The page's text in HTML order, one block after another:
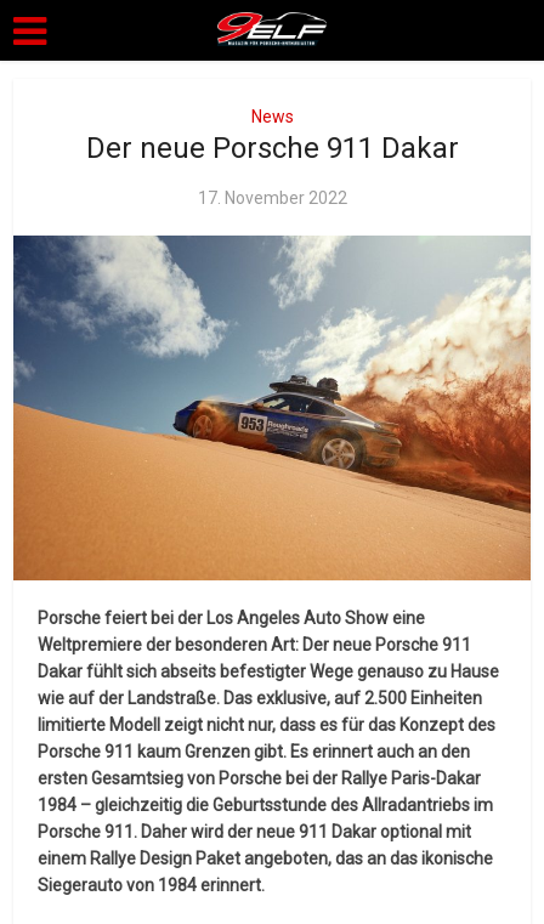
News
Der neue Porsche 911 Dakar
17. November 2022
Porsche feiert bei der Los Angeles Auto Show eine
Weltpremiere der besonderen Art: Der neue Porsche 911
Dakar fühlt sich abseits befestigter Wege genauso zu Hause
wie auf der Landstraße. Das exklusive, auf 2.500 Einheiten
limitierte Modell zeigt nicht nur, dass es für das Konzept des
Porsche 911 kaum Grenzen gibt. Es erinnert auch an den
ersten Gesamtsieg von Porsche bei der Rallye Paris-Dakar
1984 – gleichzeitig die Geburtsstunde des Allradantriebs im
Porsche 911. Daher wird der neue 911 Dakar optional mit
einem Rallye Design Paket angeboten, das an das ikonische
Siegerauto von 1984 erinnert.